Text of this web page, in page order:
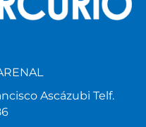
Ascázubi Telf.